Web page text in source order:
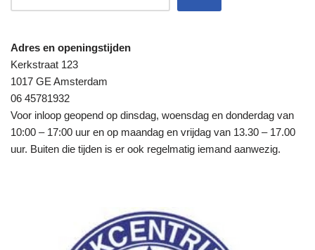
Adres en openingstijden
Kerkstraat 123
1017 GE Amsterdam
06 45781932
Voor inloop geopend op dinsdag, woensdag en donderdag van
10:00 – 17:00 uur en op maandag en vrijdag van 13.30 – 17.00
uur. Buiten die tijden is er ook regelmatig iemand aanwezig.